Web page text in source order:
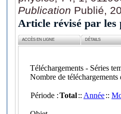
Publication Publié,
Article révisé par les
ACCÈS EN LIGNE DÉTAILS